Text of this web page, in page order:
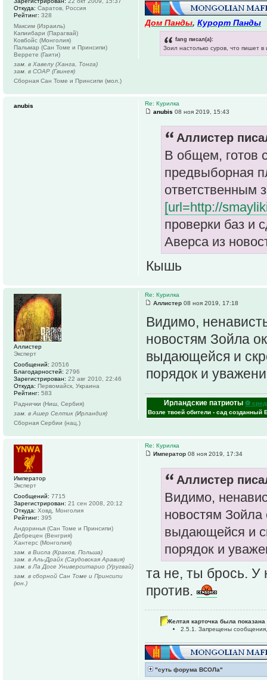
Дом Панды, Курорт Панды
fang писал(а):
Зоил настолько суров, что пишет
Откуда: Саратов, Россия
Рейтинг: 328
Максим (Израиль)
Капиибари (Парагвай)
Ковбойс (Монголия)
Пальмар (Сан Томе и Принсипи)
Веррете (Гаити)
зам. в Хавелу (Ханга, Тонга)
зам. в СОАР (Гвинея)
Сборная Сан Томе и Принсипи (мол.)
Re: Курилка
anubis 08 ноя 2019, 15:43
Аллистер
В общем, готов
предвыборная
ответственным
[url=http://
проверки баз и
Аверса из
Кышь
anubis
Re: Курилка
Аллистер 08 ноя 2019, 17:18
Видимо,
новостям Зойла
выдающейся и
порядок и
Ирландские патриоты ⚽
Возле твоей обители - сад созданный
Аллистер
Эксперт
Сообщений: 20516
Благодарностей: 2796
Зарегистрирован: 22 авг 2010, 22:46
Откуда: Первомайск, Украина
Рейтинг: 583
Раднички (Ниш, Сербия)
зам. в Ашер Селтик (Ирландия)
Сборная Сербии (нац.)
Re: Курилка
Император 08 ноя 2019, 17:34
Аллистер
Видимо,
новостям Зойла
выдающейся и
порядок и
та не, ты брось.
против.
Желтая карточка была показана
2.5.1. Запрещены
"суть форума ВСОЛа"
Император
Эксперт
Сообщений: 7715
Зарегистрирован: 21 сен 2008, 20:12
Откуда: Ховд, Монголия
Рейтинг: 395
Андоринья (Сан Томе и Принсипи)
Дебрецен (Венгрия)
Хантерс (Монголия)
зам. в Висла (Краков, Польша)
зам. в Аль-Драйх (Саудовская Аравия)
зам. в Ла Досе Университарио (Уругвай)
зам. в сборной Сан Томе и Принсипи
(юн.)